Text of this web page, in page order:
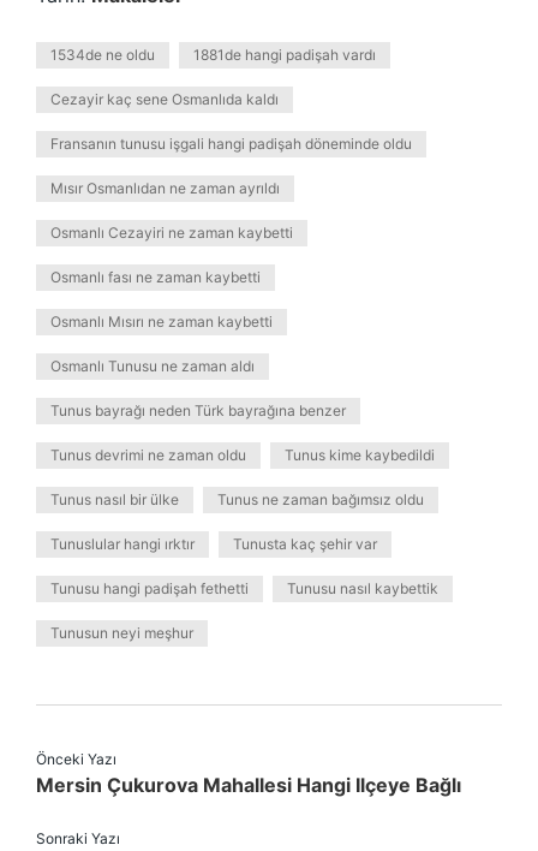
1534de ne oldu 1881de hangi padişah vardı
Cezayir kaç sene Osmanlıda kaldı
Fransanın tunusu işgali hangi padişah döneminde oldu
Mısır Osmanlıdan ne zaman ayrıldı
Osmanlı Cezayiri ne zaman kaybetti
Osmanlı fası ne zaman kaybetti
Osmanlı Mısırı ne zaman kaybetti
Osmanlı Tunusu ne zaman aldı
Tunus bayrağı neden Türk bayrağına benzer
Tunus devrimi ne zaman oldu Tunus kime kaybedildi
Tunus nasıl bir ülke Tunus ne zaman bağımsız oldu
Tunuslular hangi ırktır Tunusta kaç şehir var
Tunusu hangi padişah fethetti Tunusu nasıl kaybettik
Tunusun neyi meşhur
Önceki Yazı
Mersin Çukurova Mahallesi Hangi Ilçeye Bağlı
Sonraki Yazı